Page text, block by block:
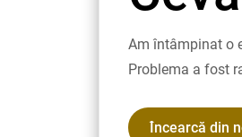
Am întâmpinat o
Problema a fost
Încearcă din